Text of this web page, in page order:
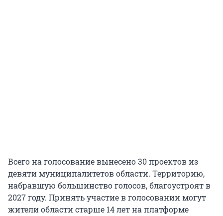
Всего на голосование вынесено 30 проектов из
девяти муниципалитетов области. Территорию,
набравшую большинство голосов, благоустроят в
2027 году. Принять участие в голосовании могут
жители области старше 14 лет на платформе